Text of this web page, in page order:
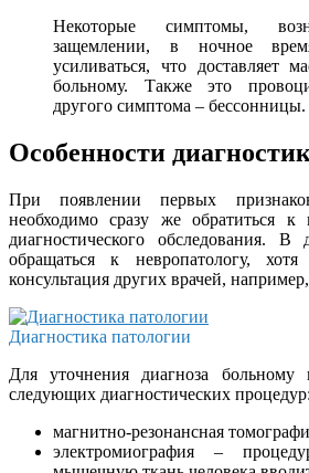
Некоторые симптомы,
защемлении, в ночное
усиливаться, что доставляет
больному. Также это
другого симптома – бессонницы.
Особенности
При появлении первых
необходимо сразу же обратиться к
диагностического обследования.
обращаться к невропатологу, хотя
консультация других врачей,
Диагностика патологии
Для уточнения диагноза больному
следующих диагностических процедур:
магнитно-резонансная
электромиография –